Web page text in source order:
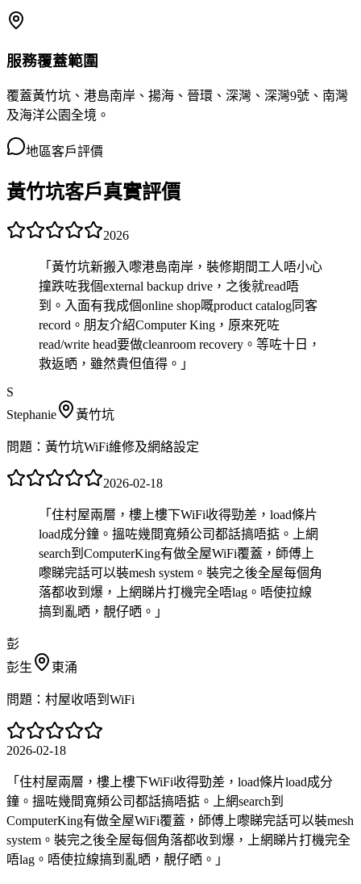
服務覆蓋範圍
覆蓋黃竹坑、港島南岸、揚海、晉環、深灣、深灣9號、南灣
及海洋公園全境。
地區客戶評價
黃竹坑客戶真實評價
2026
「 黃竹坑新搬入嚟港島南岸，裝修期間工人唔小心
撞跌咗我個external backup drive，之後就read唔
到。入面有我成個online shop嘅product catalog同客
record。朋友介紹Computer King，原來死咗
read/write head要做cleanroom recovery。等咗十日，
救返晒，雖然貴但值得。 」
S
Stephanie
黃竹坑
問題： 黃竹坑WiFi維修及網絡設定
2026-02-18
「 住村屋兩層，樓上樓下WiFi收得勁差，load條片
load成分鐘。搵咗幾間寬頻公司都話搞唔掂。上網
search到ComputerKing有做全屋WiFi覆蓋，師傅上
嚟睇完話可以裝mesh system。裝完之後全屋每個角
落都收到爆，上網睇片打機完全唔lag。唔使拉線
搞到亂晒，靚仔晒。 」
彭
彭生
東涌
問題： 村屋收唔到WiFi
2026-02-18
「 住村屋兩層，樓上樓下WiFi收得勁差，load條片load成分
鐘。搵咗幾間寬頻公司都話搞唔掂。上網search到
ComputerKing有做全屋WiFi覆蓋，師傅上嚟睇完話可以裝mesh
system。裝完之後全屋每個角落都收到爆，上網睇片打機完全
唔lag。唔使拉線搞到亂晒，靚仔晒。 」